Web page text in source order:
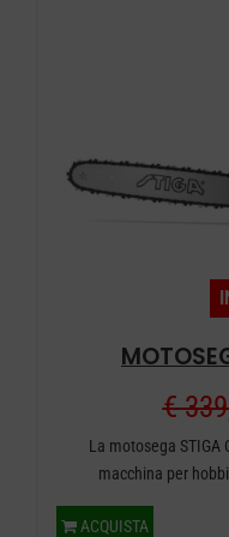
€
La motosega STIGA
macchina per
ACQUISTA